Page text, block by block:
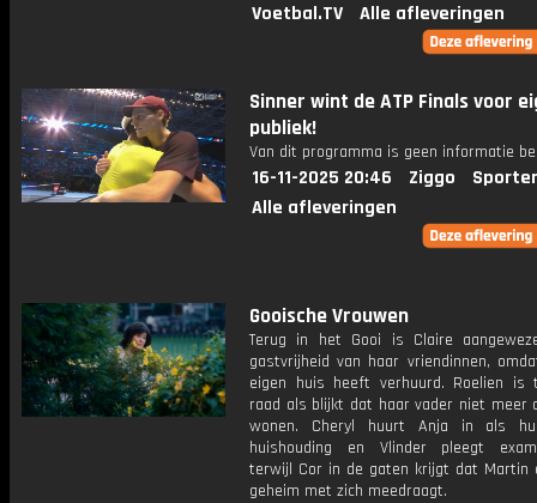
Voetbal.TV
Alle afleveringen
Sinner wint de ATP Finals voor
publiek!
Van dit programma is geen informatie
16-11-2025 20:46 Ziggo
Alle afleveringen
Gooische Vrouwen
Terug in het Gooi is Claire
gastvrijheid van haar vriendinnen,
eigen huis heeft verhuurd. Roelien is
raad als blijkt dat haar vader niet meer
wonen. Cheryl huurt Anja in als
huishouding en Vlinder pleegt
terwijl Cor in de gaten krijgt dat Martin
geheim met zich meedraagt.